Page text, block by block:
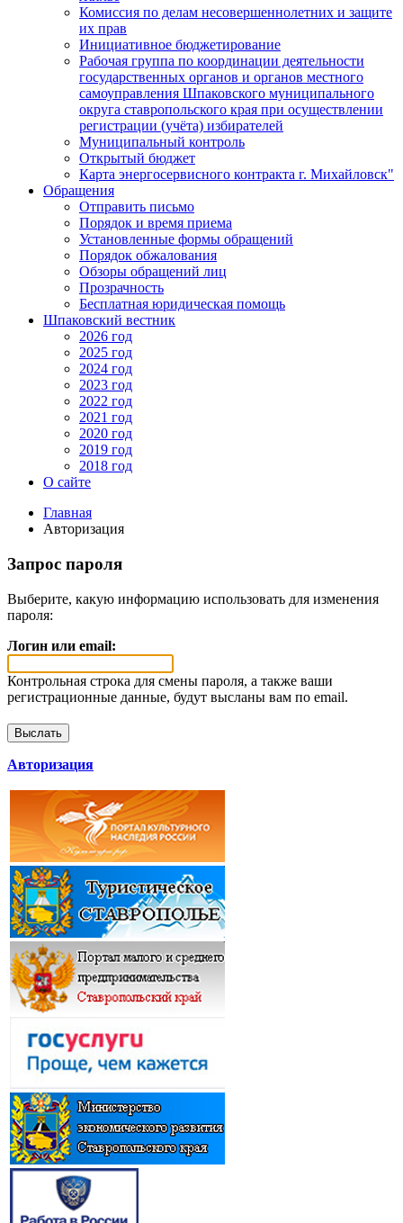
Комиссия по делам несовершеннолетних и защите
их прав
Инициативное бюджетирование
Рабочая группа по координации деятельности
государственных органов и органов местного
самоуправления Шпаковского муниципального
округа ставропольского края при осуществлении
регистрации (учёта) избирателей
Муниципальный контроль
Открытый бюджет
Карта энергосервисного контракта г. Михайловск"
Обращения
Отправить письмо
Порядок и время приема
Установленные формы обращений
Порядок обжалования
Обзоры обращений лиц
Прозрачность
Бесплатная юридическая помощь
Шпаковский вестник
2026 год
2025 год
2024 год
2023 год
2022 год
2021 год
2020 год
2019 год
2018 год
О сайте
Главная
Авторизация
Запрос пароля
Выберите, какую информацию использовать для изменения
пароля:
Логин или email:
Контрольная строка для смены пароля, а также ваши
регистрационные данные, будут высланы вам по email.
Авторизация